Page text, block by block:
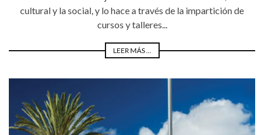
cultural y la social, y lo hace a través de la impartición de
cursos y talleres...
LEER MÁS ...